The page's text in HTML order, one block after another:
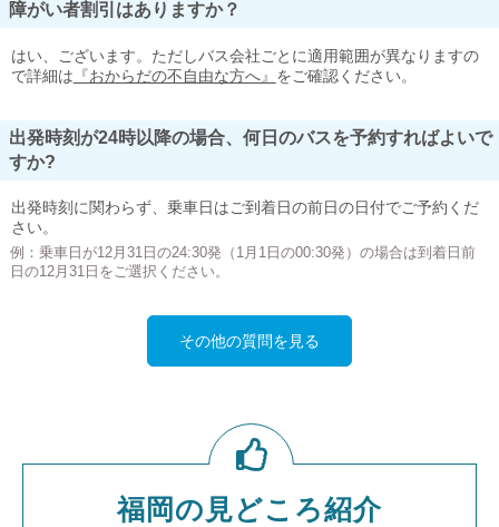
障がい者割引はありますか？
はい、ございます。ただしバス会社ごとに適用範囲が異なりますの
で詳細は 『おからだの不自由な方へ』 をご確認ください。
出発時刻が24時以降の場合、何日のバスを予約すればよいで
すか?
出発時刻に関わらず、乗車日はご到着日の前日の日付でご予約くだ
さい。
例：乗車日が12月31日の24:30発（1月1日の00:30発）の場合は到着日前
日の12月31日をご選択ください。
その他の質問を見る
福岡の見どころ紹介